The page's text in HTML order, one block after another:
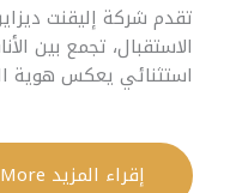
تقدم شركة إليقنت
الاستقبال، تجمع بين
استثنائي يعكس هوية
إقراء المزيد Read More